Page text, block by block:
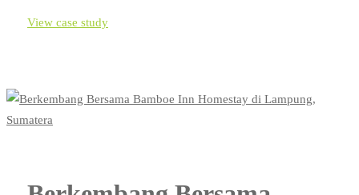
Restaurant di Lembang,
View case study